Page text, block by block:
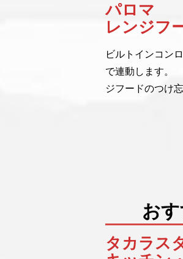
パロマ
レンジフ
ビルトインコン
で連
ジフードのつけ
お
タカラス